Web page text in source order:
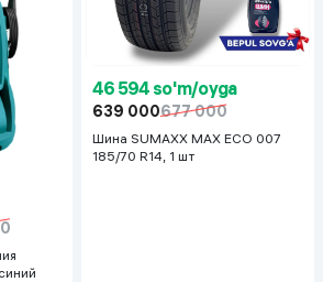
46 594 so'm/oyga
639 000677 000
Шина SUMAXX MAX ECO 007
185/70 R14, 1 шт